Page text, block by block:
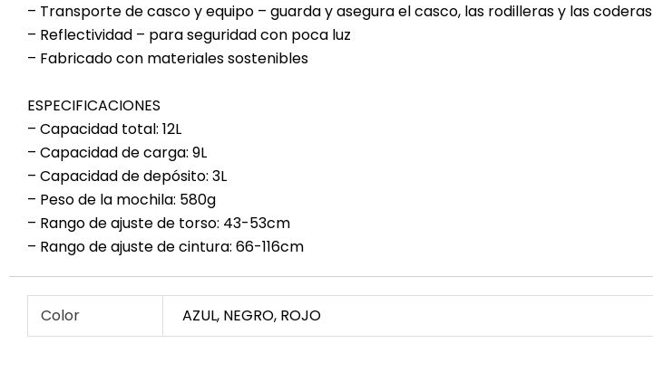
– Transporte de casco y equipo – guarda y asegura el casco, las rodilleras y las coderas
– Reflectividad – para seguridad con poca luz
– Fabricado con materiales sostenibles
ESPECIFICACIONES
– Capacidad total: 12L
– Capacidad de carga: 9L
– Capacidad de depósito: 3L
– Peso de la mochila: 580g
– Rango de ajuste de torso: 43-53cm
– Rango de ajuste de cintura: 66-116cm
Color AZUL, NEGRO, ROJO